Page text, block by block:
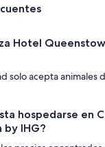
Hotel
solo acepta animales
hospedarse en
by IHG?